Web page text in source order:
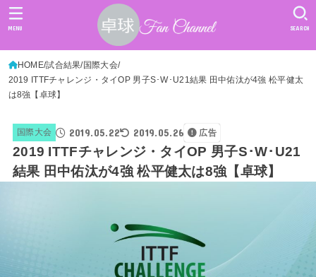
SEARCH
MENU
HOME 試合結果 国際大会
2019 ITTFチャレンジ・タイOP 男子S･W･U21結果 田中佑汰が4強 松平健太
は8強【卓球】
国際大会 2019.05.22 2019.05.26 広告
2019 ITTFチャレンジ・タイOP 男子S･W･U21
結果 田中佑汰が4強 松平健太は8強【卓球】